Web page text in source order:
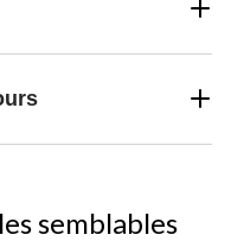
semblables